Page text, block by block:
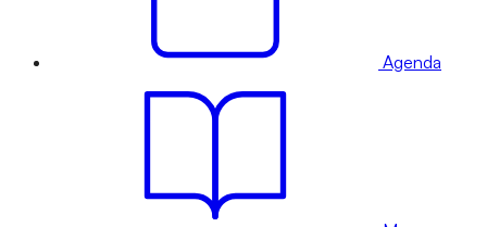
Agenda